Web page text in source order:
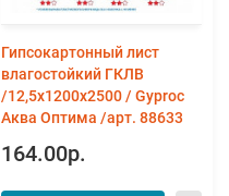
Гипсокартонный лист
влагостойкий ГКЛВ
/12,5х1200х2500 / Gyproc
Аква Оптима /арт. 88633
164.00р.